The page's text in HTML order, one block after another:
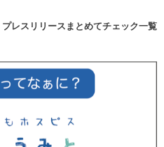
プレスリリースまとめてチェック一覧